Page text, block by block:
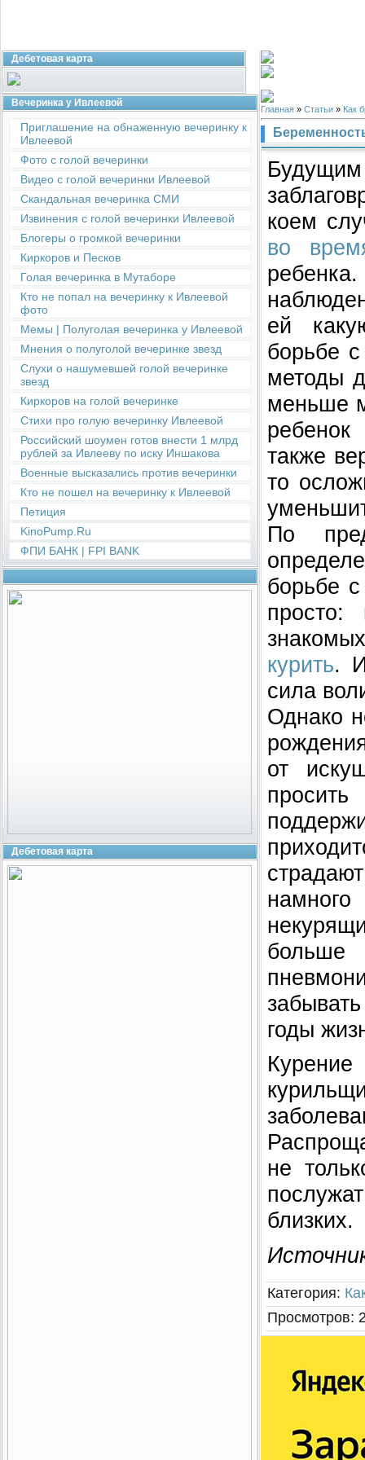
Дебетовая карта
Вечеринка у Ивлеевой
Приглашение на обнаженную вечеринку к
Ивлеевой
Фото с голой вечеринки
Видео с голой вечеринки Ивлеевой
Скандальная вечеринка СМИ
Извинения с голой вечеринки Ивлеевой
Блогеры о громкой вечеринки
Киркоров и Песков
Голая вечеринка в Мутаборе
Кто не попал на вечеринку к Ивлеевой
фото
Мемы | Полуголая вечеринка у Ивлеевой
Мнения о полуголой вечеринке звезд
Слухи о нашумевшей голой вечеринке
звезд
Киркоров на голой вечеринке
Стихи про голую вечеринку Ивлеевой
Российский шоумен готов внести 1 млрд
рублей за Ивлееву по иску Иншакова
Военные высказались против вечеринки
Кто не пошел на вечеринку к Ивлеевой
Петиция
KinoPump.Ru
ФПИ БАНК | FPI BANK
Дебетовая карта
Главная » Статьи » Как
Будущим
коем
во
ей
борьбе
методы
меньше
ребенок
также
то
По
борьбе
просто:
курить.
сила
Однако
от
больше
годы
не
близких.
Категория:
Просмотров: